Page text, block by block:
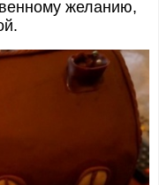
желанию,